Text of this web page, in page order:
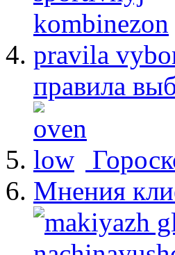
правила
Мнения